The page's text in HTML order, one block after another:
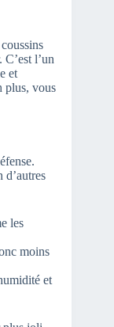
l’un
et
plus, vous
les
moins
et